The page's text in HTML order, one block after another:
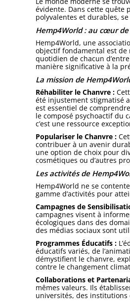
évidente. Dans cette quête
polyvalentes et durables,
Hemp4World : au cœur
Hemp4World, une
objectif fondamental est de
quotidien de chacun
manière significative à la
La mission de
Réhabiliter le Chanvre :
été injustement stigmatisé
est essentiel de
le composé psychoactif du
c’est une ressource
Populariser le Chanvre :
contribuer à un avenir
une option de choix pour
cosmétiques ou d’autres
Les activités de
Hemp4World ne se
gamme d’activités pour
Campagnes de
campagnes visent à
écologiques dans des
des médias sociaux sont
Programmes Éducatifs :
éducatifs variés, de
démystifient le chanvre,
contre le changement
Collaborations et
mêmes valeurs. Ils
universités, des